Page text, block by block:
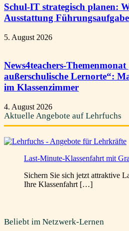
Schul-IT strategisch planen:
Ausstattung
5. August 2026
News4teachers-
außerschulische Lernorte“:
im Klassenzimmer
4. August 2026
Aktuelle Angebote auf Lehrfuchs
Last-Minute-Klassenfahrt mit
Sichern Sie sich jetzt attraktive
Ihre Klassenfahrt […]
Beliebt im Netzwerk-Lernen